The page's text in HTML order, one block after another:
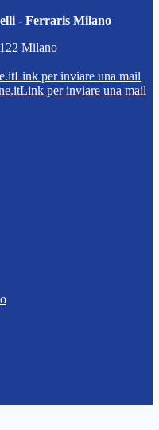
- Ferraris Milano
Milano
Link per inviare una mail
Link per inviare una mail